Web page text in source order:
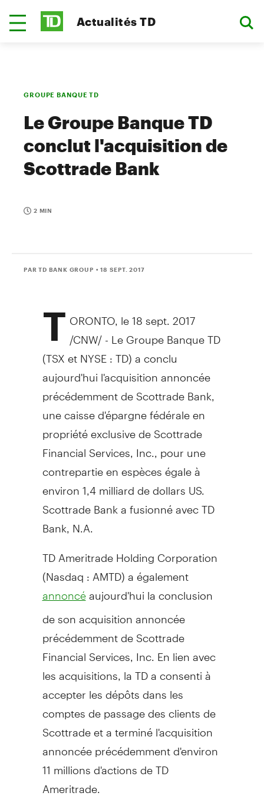
Actualités TD
GROUPE BANQUE TD
Le Groupe Banque TD
conclut l'acquisition de
Scottrade Bank
2 MIN
PAR TD BANK GROUP • 18 SEPT. 2017
T ORONTO , le 18 sept. 2017
/CNW/ -Le Groupe Banque TD
(TSX et NYSE : TD) a conclu
aujourd'hui l'acquisition annoncée
précédemment de Scottrade Bank,
une caisse d'épargne fédérale en
propriété exclusive de Scottrade
Financial Services, Inc., pour une
contrepartie en espèces égale à
environ 1,4 milliard de dollars US.
Scottrade Bank a fusionné avec TD
Bank, N.A.
TD Ameritrade Holding Corporation
(Nasdaq : AMTD) a également
annoncéaujourd'hui la conclusion
de son acquisition annoncée
précédemment de Scottrade
Financial Services, Inc. En lien avec
les acquisitions, la TD a consenti à
accepter les dépôts dans les
comptes de passage des clients de
Scottrade et a terminé l'acquisition
annoncée précédemment d'environ
11 millions d'actions de TD
Ameritrade.